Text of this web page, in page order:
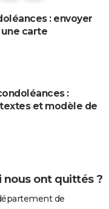
: envoyer
carte
:
et modèle de
nous ont quittés ?
de